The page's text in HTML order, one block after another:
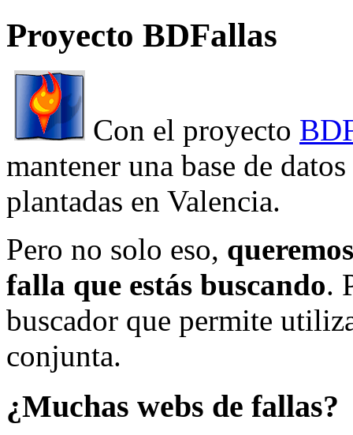
Proyecto BDFallas
Con el proyecto
mantener una base de
plantadas en Valencia.
Pero no solo eso,
falla que estás buscando.
buscador que permite
conjunta.
¿Muchas webs de fallas?